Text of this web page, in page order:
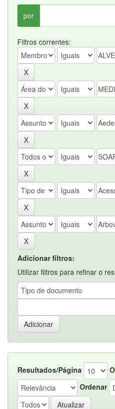
por
Filtros correntes:
Adicionar filtros:
Utilizar filtros para refinar o
Resultados/Página
Ordenar